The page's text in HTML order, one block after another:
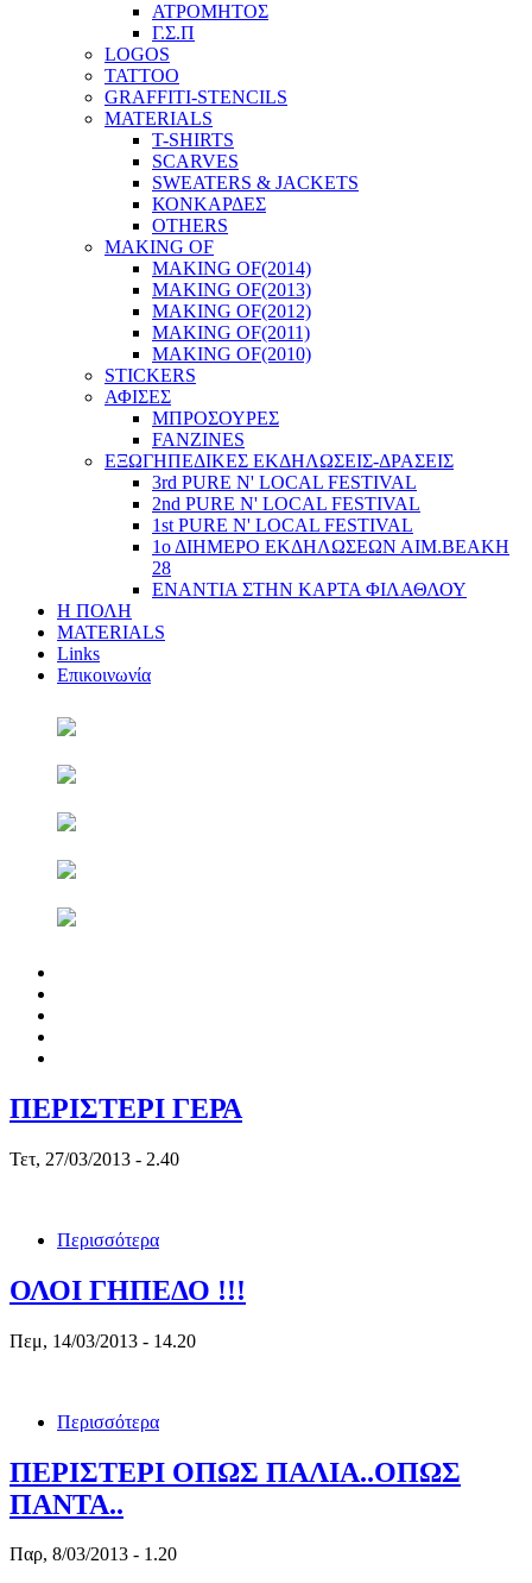
ΑΤΡΟΜΗΤΟΣ
Γ.Σ.Π
LOGOS
TATTOO
GRAFFITI-STENCILS
MATERIALS
T-SHIRTS
SCARVES
SWEATERS & JACKETS
ΚΟΝΚΑΡΔΕΣ
OTHERS
MAKING OF
MAKING OF(2014)
MAKING OF(2013)
MAKING OF(2012)
MAKING OF(2011)
MAKING OF(2010)
STICKERS
ΑΦΙΣΕΣ
ΜΠΡΟΣΟΥΡΕΣ
FANZINES
ΕΞΩΓΗΠΕΔΙΚΕΣ EΚΔΗΛΩΣΕΙΣ-ΔΡΑΣΕΙΣ
3rd PURE N' LOCAL FESTIVAL
2nd PURE N' LOCAL FESTIVAL
1st PURE N' LOCAL FESTIVAL
1ο ΔΙΗΜΕΡΟ ΕΚΔΗΛΩΣΕΩΝ ΑΙΜ.ΒΕΑΚΗ
28
ΕΝΑΝΤΙΑ ΣΤΗΝ ΚΑΡΤΑ ΦΙΛΑΘΛΟΥ
Η ΠΟΛΗ
MATERIALS
Links
Επικοινωνία
ΠΕΡΙΣΤΕΡΙ ΓΕΡΑ
Τετ, 27/03/2013 - 2.40
Περισσότερα
ΟΛΟΙ ΓΗΠΕΔΟ !!!
Πεμ, 14/03/2013 - 14.20
Περισσότερα
ΠΕΡΙΣΤΕΡΙ ΟΠΩΣ ΠΑΛΙΑ..ΟΠΩΣ
ΠΑΝΤΑ..
Παρ, 8/03/2013 - 1.20